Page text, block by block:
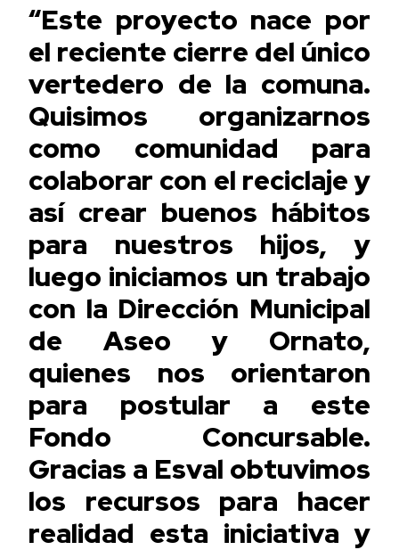
“Este proyecto nace por
el reciente cierre del único
vertedero de la comuna.
Quisimos organizarnos
como comunidad para
colaborar con el reciclaje y
así crear buenos hábitos
para nuestros hijos, y
luego iniciamos un trabajo
con la Dirección Municipal
de Aseo y Ornato,
quienes nos orientaron
para postular a este
Fondo Concursable.
Gracias a Esval obtuvimos
los recursos para hacer
realidad esta iniciativa y